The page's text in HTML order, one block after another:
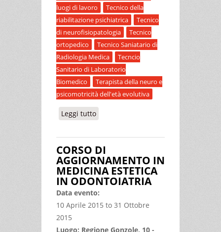
luogi di lavoro
Tecnico della
riabilitazione psichiatrica
Tecnico
di neurofisiopatologia
Tecnico
ortopedico
Tecnico Saniatario di
Radiologia Medica
Tecncio
Sanitario di Laboratorio
Biomedico
Terapista della neuro e
psicomotricità dell'età evolutiva
Leggi tutto
NATURALE, MECCANISMI
PATOGENETICI, PROCEDURE
DIAGNOSTICHE E STRATEGIE
TERAPEUTICHE
CORSO DI
AGGIORNAMENTO IN
MEDICINA ESTETICA
IN ODONTOIATRIA
Data evento:
10 Aprile 2015 to 31 Ottobre
2015
Luogo: Regione Gonzole, 10 -